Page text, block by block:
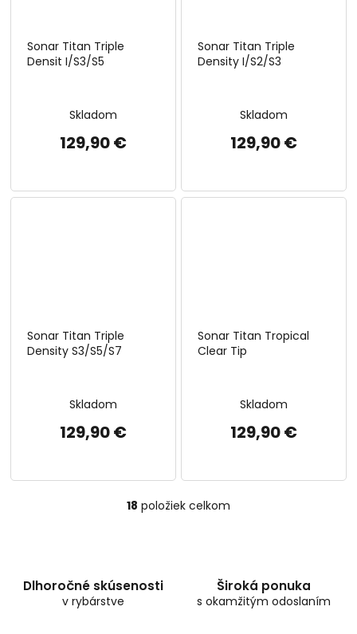
Sonar Titan Triple
Densit I/S3/S5
Skladom
129,90 €
Sonar Titan Triple
Density I/S2/S3
Skladom
129,90 €
Sonar Titan Triple
Density S3/S5/S7
Skladom
129,90 €
Sonar Titan Tropical
Clear Tip
Skladom
129,90 €
O
18 položiek celkom
Dlhoročné skúsenosti
v rybárstve
Široká ponuka
s okamžitým odoslaním